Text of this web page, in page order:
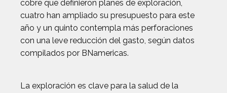
cobre que definieron planes de exploración,
cuatro han ampliado su presupuesto para este
año y un quinto contempla más perforaciones
con una leve reducción del gasto, según datos
compilados por BNamericas.
La exploración es clave para la salud de la